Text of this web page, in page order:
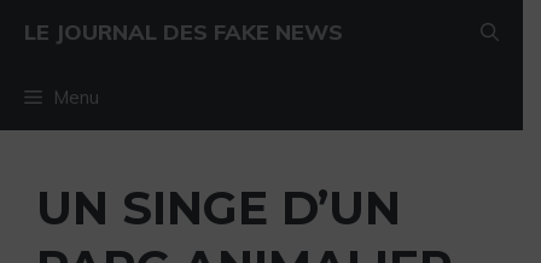
LE JOURNAL DES FAKE NEWS
Menu
UN SINGE D’UN